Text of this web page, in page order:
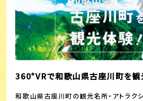
360°VRで和歌山県古座川町を観
和歌山県古座川町の観光名所・アトラク